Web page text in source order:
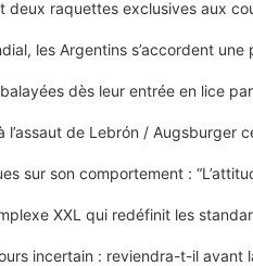
deux raquettes exclusives aux
les Argentins s’accordent
dès leur entrée en lice
l’assaut de Lebrón / Augsburger
sur son comportement :
XXL qui redéfinit les
incertain : reviendra-t-il avant